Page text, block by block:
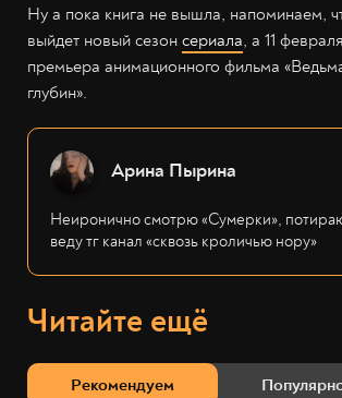
Ну а пока книга не вышла, напоминаем,
выйдет новый сезон сериала, а 11
премьера анимационного фильма
глубин».
Арина Пырина
Неиронично смотрю «Сумерки»,
веду тг канал «сквозь кроличью нору»
Читайте ещё
Рекомендуем